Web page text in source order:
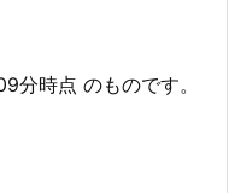
分時点 のものです。